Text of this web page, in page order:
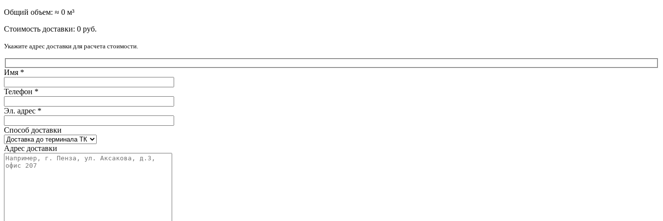
Общий объем: ≈ 0 м³
Стоимость доставки: 0 руб.
Укажите адрес доставки для расчета стоимости.
Имя *
Телефон *
Эл. адрес *
Способ доставки
Адрес доставки